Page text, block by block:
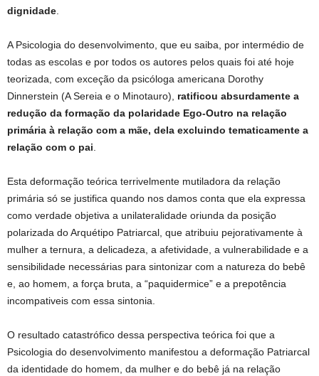
dignidade
A Psicologia do desenvolvimento, que eu saiba, por intermédio de
todas as escolas e por todos os autores pelos quais foi até hoje
teorizada, com exceção da psicóloga americana Dorothy
Dinnerstein (A Sereia e o Minotauro), ratificou absurdamente a
redução da formação da polaridade Ego-Outro na relação
primária à relação com a mãe, dela excluindo tematicamente a
relação com o pai
Esta deformação teórica terrivelmente mutiladora da relação
primária só se justifica quando nos damos conta que ela expressa
como verdade objetiva a unilateralidade oriunda da posição
polarizada do Arquétipo Patriarcal, que atribuiu pejorativamente à
mulher a ternura, a delicadeza, a afetividade, a vulnerabilidade e a
sensibilidade necessárias para sintonizar com a natureza do bebê
e, ao homem, a força bruta, a “paquidermice” e a prepotência
incompativeis com essa sintonia.
O resultado catastrófico dessa perspectiva teórica foi que a
Psicologia do desenvolvimento manifestou a deformação Patriarcal
da identidade do homem, da mulher e do bebê já na relação